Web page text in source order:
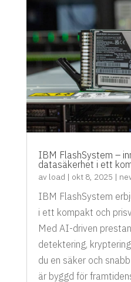
IBM FlashSystem –
datasäkerhet i ett
av load | okt 8, 2025 |
IBM FlashSystem
i ett kompakt och
Med AI-driven
detektering,
du en säker och
är byggd för